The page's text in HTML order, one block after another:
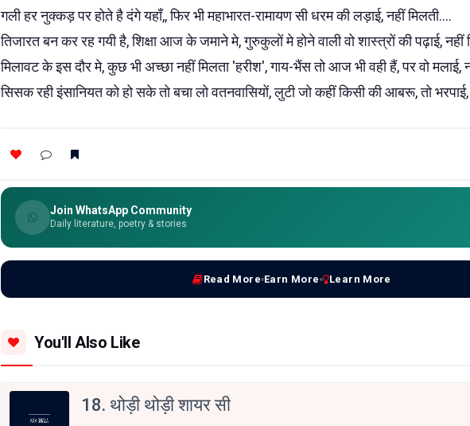
गली हर नुक्कड़ पर होते है दंगे यहाँ,, फिर भी महाभारत-रामायण सी धरम की लड़ाई, नहीं मिलती....
तिजारत बन कर रह गयी है, शिक्षा आज के जमाने मे, गुरुकुलों मे होने वाली वो शास्त्रों की पढ़ाई,
मिलावट के इस दौर मे, कुछ भी अच्छा नहीं मिलता 'हरीश', गाय-भैंस तो आज भी वही हैं, पर वो मलाई,
सिसक रही इंसानियत को हो सके तो बचा लो वतनवासियों, लुटी जो कहीं किसी की आबरू, तो भरपाई,
Join WhatsApp Community
Daily literature, poetry & stories
Read More Earn More Learn More
You'll Also Like
18. थोड़ी थोड़ी शायर सी